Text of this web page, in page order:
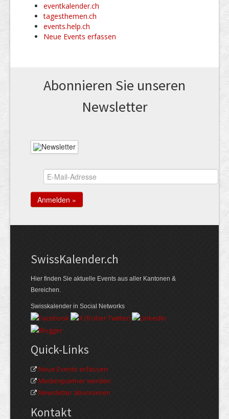
eventkalender.ch
tagesthemen.ch
events.help.ch
Neue Events erfassen
Abonnieren Sie unseren
News­letter
Swiss­Kalender.ch
Hier finden Sie aktuelle Events aus aller Kantonen &
Bereichen.
Swisskalender in Social Networks
Quick-Links
Neue Events erfassen
Medienpartner werden
Newsletter abonnieren
Kontakt